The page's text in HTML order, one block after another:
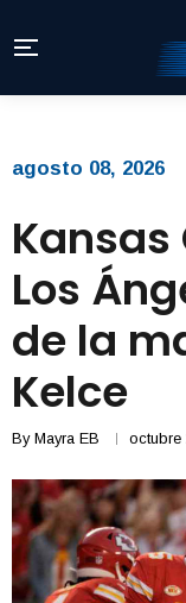
agosto 08, 2026
Los
de la
Kelce
By Mayra EB octubre